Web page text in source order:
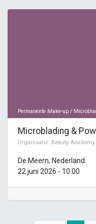
Permanente Make-up /
Microblading &
Organisator: Beauty Academy
De Meern, Nederland
22 juni 2026 - 10:00